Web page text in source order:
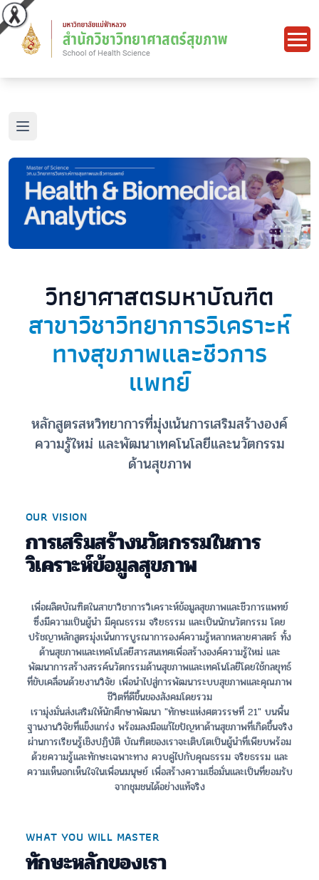
Open main menu
วิทยาศาสตรมหาบัณฑิต
สาขาวิชาวิทยาการวิเคราะห์
ทางสุขภาพและชีวการ
แพทย์
หลักสูตรสหวิทยาการที่มุ่งเน้นการเสริมสร้างองค์
ความรู้ใหม่ และพัฒนาเทคโนโลยีและนวัตกรรม
ด้านสุขภาพ
OUR VISION
การเสริมสร้างนวัตกรรมในการ
วิเคราะห์ข้อมูลสุขภาพ
เพื่อผลิตบัณฑิตในสาขาวิชาการวิเคราะห์ข้อมูลสุขภาพและชีวการแพทย์
ซึ่งมีความเป็นผู้นำ มีคุณธรรม จริยธรรม และเป็นนักนวัตกรรม โดย
ปรัชญาหลักสูตรมุ่งเน้นการบูรณาการองค์ความรู้หลากหลายศาสตร์ ทั้ง
ด้านสุขภาพและเทคโนโลยีสารสนเทศเพื่อสร้างองค์ความรู้ใหม่ และ
พัฒนาการสร้างสรรค์นวัตกรรมด้านสุขภาพและเทคโนโลยีโดยใช้กลยุทธ์
ที่ขับเคลื่อนด้วยงานวิจัย เพื่อนำไปสู่การพัฒนาระบบสุขภาพและคุณภาพ
ชีวิตที่ดีขึ้นของสังคมโดยรวม
เรามุ่งมั่นส่งเสริมให้นักศึกษาพัฒนา "ทักษะแห่งศตวรรษที่ 21" บนพื้น
ฐานงานวิจัยที่แข็งแกร่ง พร้อมลงมือแก้ไขปัญหาด้านสุขภาพที่เกิดขึ้นจริง
ผ่านการเรียนรู้เชิงปฏิบัติ บัณฑิตของเราจะเติบโตเป็นผู้นำที่เพียบพร้อม
ด้วยความรู้และทักษะเฉพาะทาง ควบคู่ไปกับคุณธรรม จริยธรรม และ
ความเห็นอกเห็นใจในเพื่อนมนุษย์ เพื่อสร้างความเชื่อมั่นและเป็นที่ยอมรับ
จากชุมชนได้อย่างแท้จริง
WHAT YOU WILL MASTER
ทักษะหลักของเรา